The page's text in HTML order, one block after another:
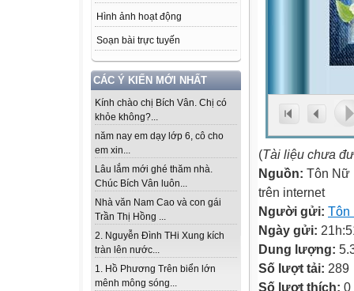
Hình ảnh hoạt động
Soạn bài trực tuyến
CÁC Ý KIẾN MỚI NHẤT
Kính chào chị Bích Vân. Chị có
khỏe không?...
năm nay em dạy lớp 6, cô cho
em xin...
Lâu lắm mới ghé thăm nhà.
Chúc Bích Vân luôn...
Nhà văn Nam Cao và con gái
Trần Thị Hồng ...
2. Nguyễn Đình THi Xung kích
tràn lên nước...
1. Hồ Phương Trên biển lớn
mênh mông sóng...
(Tài liệu chưa
Nguồn: Tôn Nữ
trên internet
Người gửi: Tôn
Ngày gửi:
Dung lượng:
Số lượt tải: 289
Số lượt thích: 0